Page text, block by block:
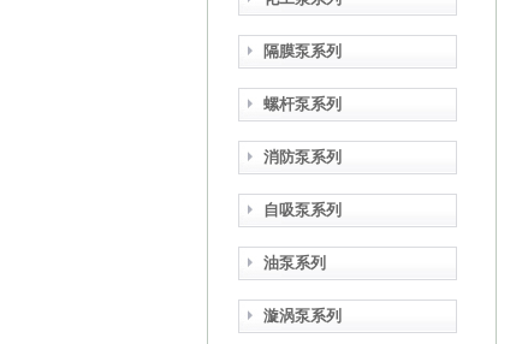
隔膜泵系列
螺杆泵系列
消防泵系列
自吸泵系列
油泵系列
漩涡泵系列